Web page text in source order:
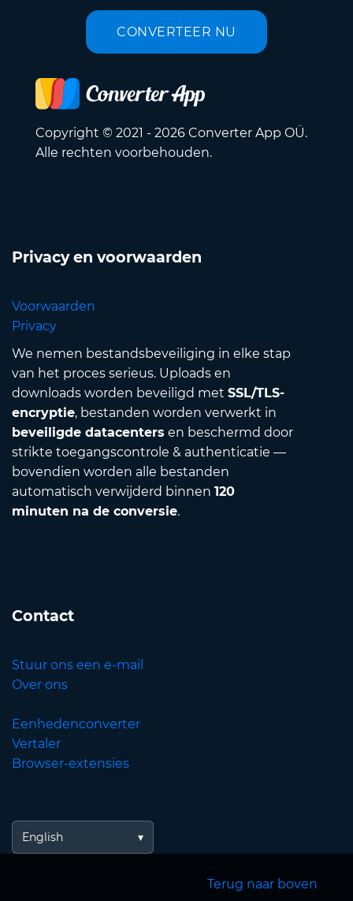
CONVERTEER NU
Copyright © 2021 - 2026 Converter App OÜ.
Alle rechten voorbehouden.
Privacy en voorwaarden
Voorwaarden
Privacy
We nemen bestandsbeveiliging in elke stap
van het proces serieus. Uploads en
downloads worden beveiligd met SSL/TLS-
encryptie, bestanden worden verwerkt in
beveiligde datacenters en beschermd door
strikte toegangscontrole & authenticatie —
bovendien worden alle bestanden
automatisch verwijderd binnen 120
minuten na de conversie.
Contact
Stuur ons een e-mail
Over ons
Eenhedenconverter
Vertaler
Browser-extensies
English
Terug naar boven